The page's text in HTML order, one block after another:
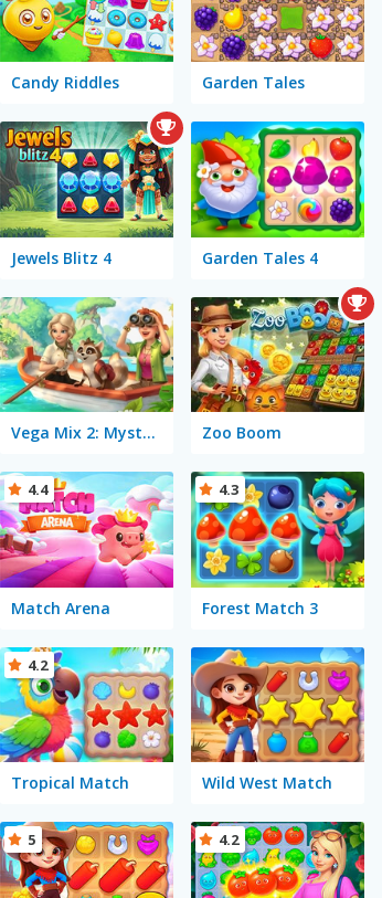
Candy Riddles Garden Tales
Jewels Blitz 4 Garden Tales 4
Vega Mix 2: Mystery of Island Zoo Boom
Match Arena
4.4
Forest Match 3
4.3
Tropical Match
4.2
Wild West Match
5 4.2